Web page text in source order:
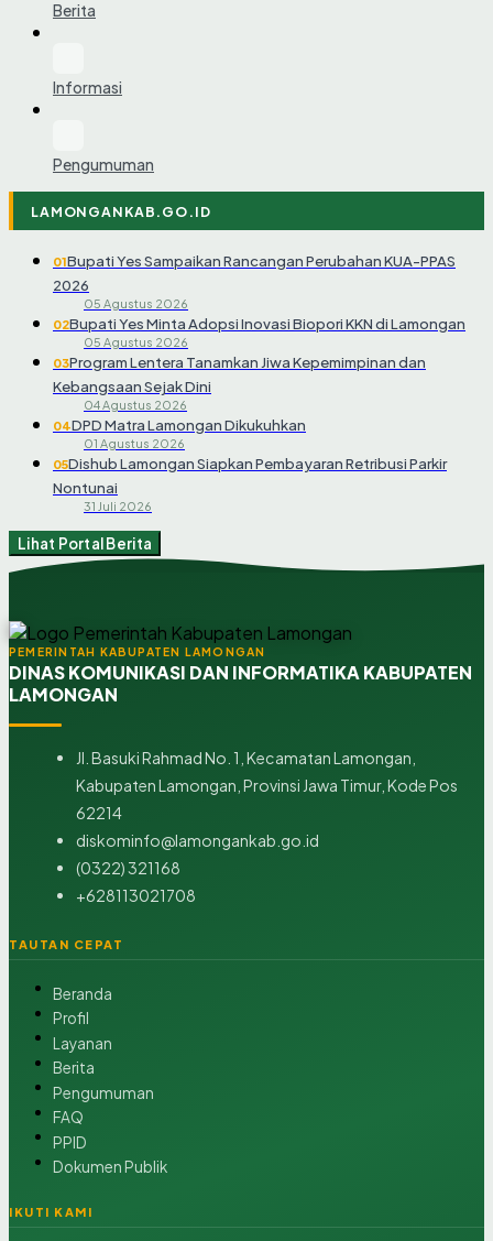
Berita
Informasi
Pengumuman
LAMONGANKAB.GO.ID
01Bupati Yes Sampaikan Rancangan Perubahan KUA-PPAS
2026
05 Agustus 2026
02Bupati Yes Minta Adopsi Inovasi Biopori KKN di Lamongan
05 Agustus 2026
03Program Lentera Tanamkan Jiwa Kepemimpinan dan
Kebangsaan Sejak Dini
04 Agustus 2026
04DPD Matra Lamongan Dikukuhkan
01 Agustus 2026
05Dishub Lamongan Siapkan Pembayaran Retribusi Parkir
Nontunai
31 Juli 2026
Lihat Portal Berita
PEMERINTAH KABUPATEN LAMONGAN
DINAS KOMUNIKASI DAN INFORMATIKA KABUPATEN
LAMONGAN
Jl. Basuki Rahmad No. 1, Kecamatan Lamongan,
Kabupaten Lamongan, Provinsi Jawa Timur, Kode Pos
62214
diskominfo@lamongankab.go.id
(0322) 321168
+628113021708
TAUTAN CEPAT
Beranda
Profil
Layanan
Berita
Pengumuman
FAQ
PPID
Dokumen Publik
IKUTI KAMI